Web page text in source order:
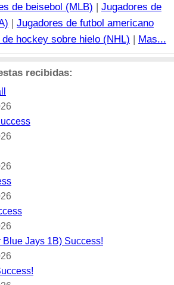
de beisebol (MLB) | Jugadores de
| Jugadores de futbol americano
hockey sobre hielo (NHL) | Mas...
recibidas:
Jays 1B) Success!